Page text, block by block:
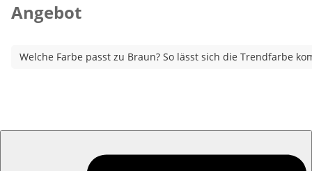
Angebot
Welche Farbe passt zu Braun? So lässt sich die Trendfarbe